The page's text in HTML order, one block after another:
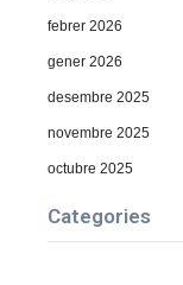
febrer 2026
gener 2026
desembre 2025
novembre 2025
octubre 2025
Categories